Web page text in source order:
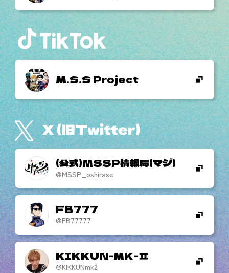
M.S.S Project
(公式)MSSP情報局(マジ)
@MSSP_oshirase
FB777
@FB77777
KIKKUN-MK-
@KIKKUNmk2